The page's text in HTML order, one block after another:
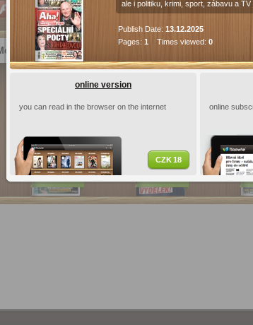
PC, Mac Android iOS
publications
18Kč
ale i politiku, krimi, sport, zábavu a TV
Publish Date: 13.12.2025
Pages: 1 Times viewed: 0
online version
you can read in the browser on the internet
CZK 18
online